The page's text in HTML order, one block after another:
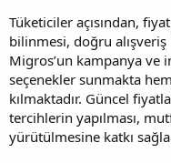
Tüketiciler açısından,
bilinmesi, doğru alışveriş
Migros’un kampanya
seçenekler sunmakta
kılmaktadır. Güncel
tercihlerin yapılması,
yürütülmesine katkı